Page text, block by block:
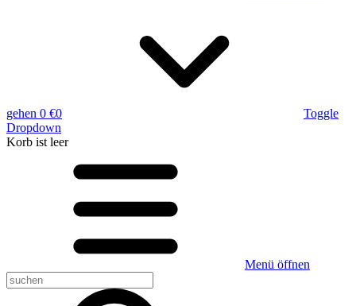
gehen 0 €0
Toggle
Dropdown
Korb ist leer
Menü öffnen